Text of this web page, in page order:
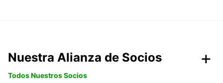
Nuestra Alianza de Socios
Todos Nuestros Socios